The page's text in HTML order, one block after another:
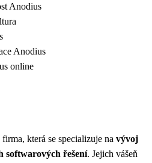
Anodius
Anodius
online
která se specializuje na vývoj
softwarových řešení. Jejich vášeň